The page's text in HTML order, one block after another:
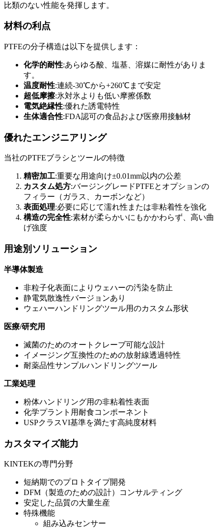
比類のない性能を発揮します。
材料の利点
PTFEの分子構造は以下を提供します：
化学的耐性:あらゆる酸、塩基、溶媒に耐性がありま
す。
温度耐性:連続-30℃から+260℃まで安定
超低摩擦:氷対氷よりも低い摩擦係数
電気絶縁性:優れた誘電特性
生体適合性:FDA認可の食品および医療用接触材
優れたエンジニアリング
当社のPTFEブラシとツールの特徴
精密加工:重要な用途向け±0.01mm以内の公差
カスタム処方:バージングレードPTFEとオプションの
フィラー（ガラス、カーボンなど）
表面処理:必要に応じて濡れ性または非粘着性を強化
構造の完全性:素材が柔らかいにもかかわらず、高い曲
げ強度
用途別ソリューション
半導体製造
非粒子化表面によりウェハーの汚染を防止
静電気散逸性バージョンあり
ウェハーハンドリングツール用のカスタム形状
医療/研究用
滅菌のためのオートクレーブ可能な設計
イメージング互換性のための放射線透過特性
耐薬品性サンプルハンドリングツール
工業処理
粉体ハンドリング用の非粘着性表面
化学プラント用耐食コンポーネント
USPクラスVI基準を満たす高純度材料
カスタマイズ能力
KINTEKの専門分野
短納期でのプロトタイプ開発
DFM（製造のための設計）コンサルティング
安定した品質の大量生産
特殊機能
組み込みセンサー